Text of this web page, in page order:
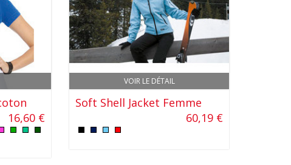
16,60 €
VOIR LE DÉTAIL
Soft Shell Jacket Femme
60,19 €